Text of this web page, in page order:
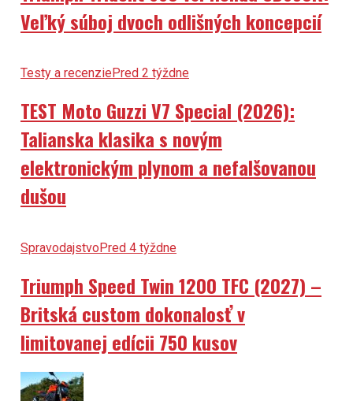
Veľký súboj dvoch odlišných koncepcií
Testy a recenziePred 2 týždne
TEST Moto Guzzi V7 Special (2026):
Talianska klasika s novým
elektronickým plynom a nefalšovanou
dušou
SpravodajstvoPred 4 týždne
Triumph Speed Twin 1200 TFC (2027) –
Britská custom dokonalosť v
limitovanej edícii 750 kusov